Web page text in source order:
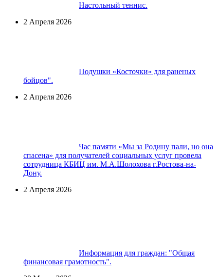
Настольный теннис.
2 Апреля 2026
Подушки «Косточки» для раненых
бойцов".
2 Апреля 2026
Час памяти «Мы за Родину пали, но она
спасена» для получателей социальных услуг провела
сотрудница КБИЦ им. М.А.Шолохова г.Ростова-на-
Дону.
2 Апреля 2026
Информация для граждан: "Общая
финансовая грамотность".